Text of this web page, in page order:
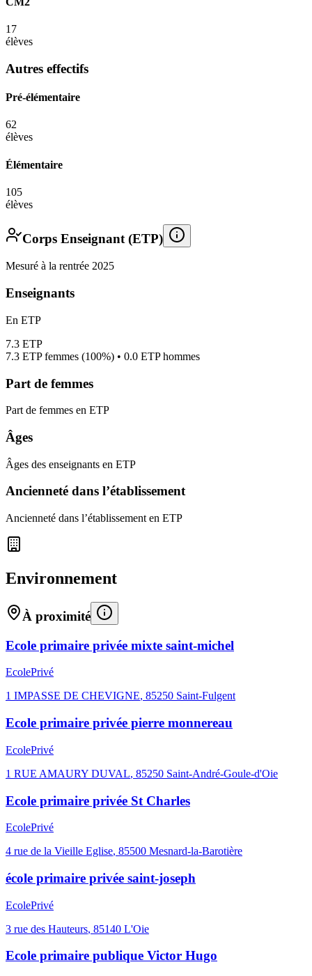
17
élèves
Autres effectifs
Pré-élémentaire
62
élèves
Élémentaire
105
élèves
Corps Enseignant (ETP)
Mesuré à la rentrée 2025
Enseignants
En ETP
7.3 ETP
7.3 ETP femmes (100%) • 0.0 ETP hommes
Part de femmes
Part de femmes en ETP
Âges
Âges des enseignants en ETP
Ancienneté dans l’établissement
Ancienneté dans l’établissement en ETP
Environnement
À proximité
Ecole primaire privée mixte saint-michel
EcolePrivé
1 IMPASSE DE CHEVIGNE, 85250 Saint-Fulgent
Ecole primaire privée pierre monnereau
EcolePrivé
1 RUE AMAURY DUVAL, 85250 Saint-André-Goule-d'Oie
Ecole primaire privée St Charles
EcolePrivé
4 rue de la Vieille Eglise, 85500 Mesnard-la-Barotière
école primaire privée saint-joseph
EcolePrivé
3 rue des Hauteurs, 85140 L'Oie
Ecole primaire publique Victor Hugo